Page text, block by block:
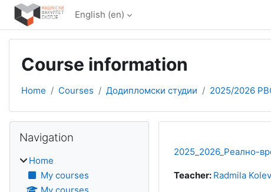
Skip to main content
English ‎(en)‎
Course information
Home Courses Додипломски студии 2025/2026
2025_2026_Реално-
Teacher: Radmila
Blocks
Navigation
Home
My courses